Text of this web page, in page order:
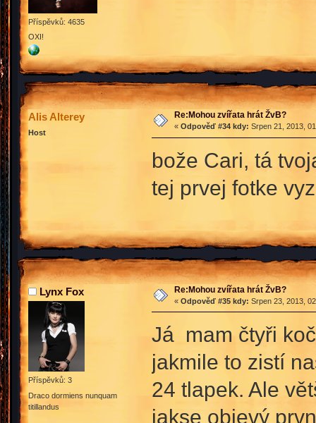
Příspěvků: 4635
OXI!
Alis Alterey
Host
Re:Mohou zvířata hrát ŽvB?
« Odpověď #34 kdy: Srpen 21, 2013,
bože Cari, tá
tej prvej fotke
Lynx Fox
Příspěvků: 3
Draco dormiens nunquam
titillandus
Re:Mohou zvířata hrát ŽvB?
« Odpověď #35 kdy: Srpen 23, 2013,
Já mam čtyři
jakmile to zistí
24 tlapek. Ale
jakse objevý